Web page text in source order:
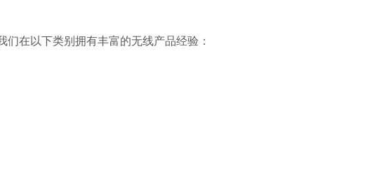
在以下类别拥有丰富的无线产品经验：